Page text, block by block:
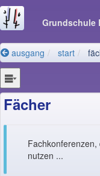
Grundschule
ausgang start
Fächer
nutzen ...